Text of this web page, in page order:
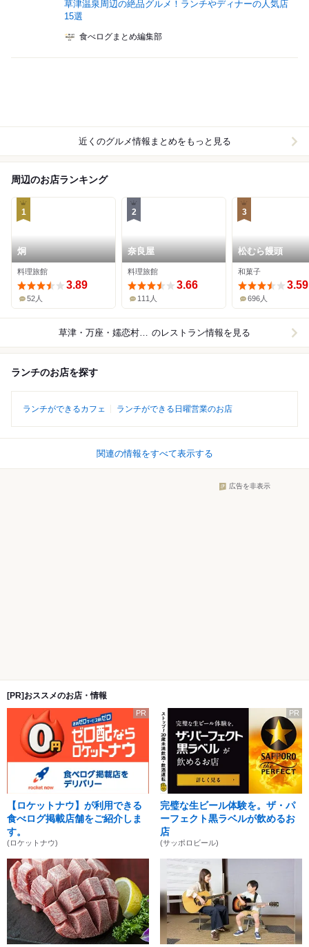
草津温泉周辺の絶品グルメ！ランチやディナーの人気店
15選
食べログまとめ編集部
近くのグルメ情報まとめをもっと見る
周辺のお店ランキング
1
炯
料理旅館
3.89
52人
2
奈良屋
料理旅館
3.66
111人
3
松むら饅頭
和菓子
3.59
696人
草津・万座・嬬恋村周辺 のレストラン情報を見る
ランチのお店を探す
ランチができるカフェ ランチができる日曜営業のお店
関連の情報をすべて表示する
広告を非表示
[PR]おススメのお店・情報
PR
【ロケットナウ】が利用できる
食べログ掲載店舗をご紹介しま
す。
(ロケットナウ)
PR
完璧な生ビール体験を。ザ・パ
ーフェクト黒ラベルが飲めるお
店
(サッポロビール)